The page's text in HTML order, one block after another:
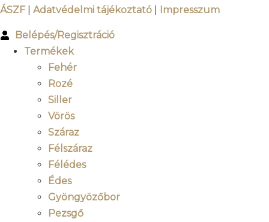
ÁSZF| Adatvédelmi tájékoztató Impresszum
Belépés/Regisztráció
Termékek
Fehér
Rozé
Siller
Vörös
Száraz
Félszáraz
Félédes
Édes
Gyöngyözőbor
Pezsgő